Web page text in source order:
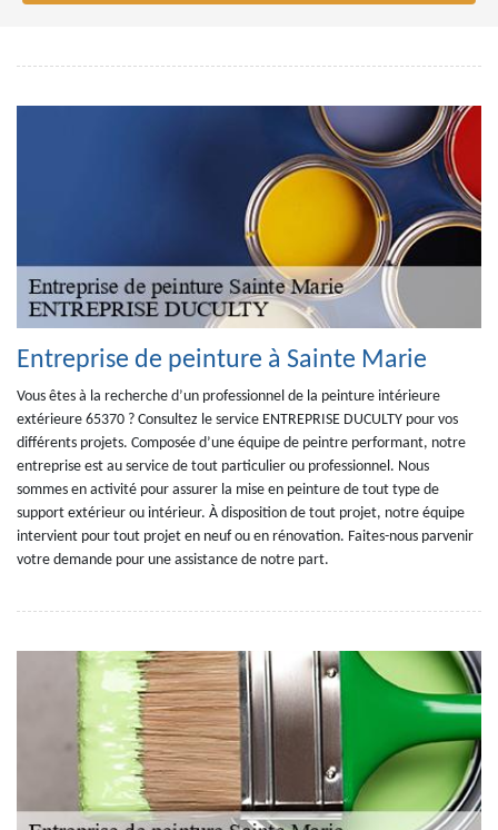
Entreprise de peinture à Sainte Marie
Vous êtes à la recherche d’un professionnel de la peinture intérieure
extérieure 65370 ? Consultez le service ENTREPRISE DUCULTY pour vos
différents projets. Composée d’une équipe de peintre performant, notre
entreprise est au service de tout particulier ou professionnel. Nous
sommes en activité pour assurer la mise en peinture de tout type de
support extérieur ou intérieur. À disposition de tout projet, notre équipe
intervient pour tout projet en neuf ou en rénovation. Faites-nous parvenir
votre demande pour une assistance de notre part.